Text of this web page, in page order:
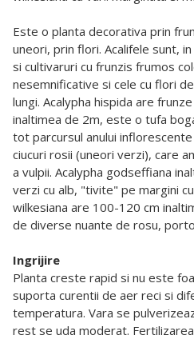
Este o planta decorativa prin
uneori, prin flori. Acalifele sunt,
si cultivaruri cu frunzis frumos
nesemnificative si cele cu flori
lungi. Acalypha hispida are
inaltimea de 2m, este o tufa
tot parcursul anului
ciucuri rosii (uneori verzi), care
a vulpii. Acalypha godseffiana
verzi cu alb, "tivite" pe margini
wilkesiana are 100-120 cm
de diverse nuante de rosu,
Ingrijire
Planta creste rapid si nu este
suporta curentii de aer reci si
temperatura. Vara se
rest se uda moderat.